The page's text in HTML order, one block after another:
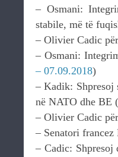
– Osmаni:
stabile, më të
– Olivier Cadic
– Osmani:
– 07.09.2018)
– Kadik: Shpresoj
në NATO dhe BE (
– Olivier Cadic
– Senatori
– Cadic: